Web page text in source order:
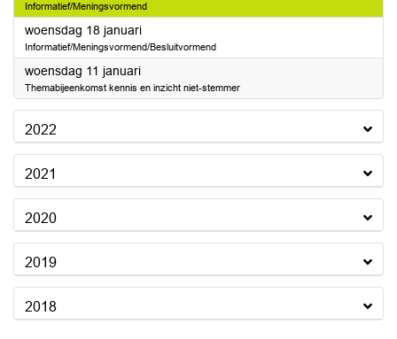
Informatief/Meningsvormend
woensdag 18 januari2023
Informatief/Meningsvormend/Besluitvormend
woensdag 11 januari2023
Themabijeenkomst kennis en inzicht niet-stemmer
2022
2021
2020
2019
2018